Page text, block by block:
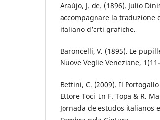
Araújo, J. de. (1896). Julio
accompagnare la traduzione
italiano d’arti grafiche.
Baroncelli, V. (1895). Le
Nuove Veglie Veneziane,
Bettini, C. (2009). Il
Ettore Toci. In F. Topa & R.
Jornada de estudos italianos